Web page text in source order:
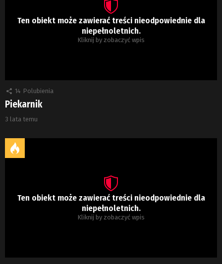
Ten obiekt może zawierać treści nieodpowiednie dla
niepełnoletnich.
Kliknij by zobaczyć wpis
14 Polubienia
Piekarnik
3 lata temu
Ten obiekt może zawierać treści nieodpowiednie dla
niepełnoletnich.
Kliknij by zobaczyć wpis